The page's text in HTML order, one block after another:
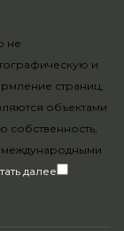
не
и
страниц,
объектами
собственность,
международными
далее